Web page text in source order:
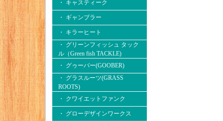
・ キャスティーク
・ ギャンブラー
・ キラーヒート
・ グリーンフィッシュ タック
ル（Green fish TACKLE)
・ グゥーバー(GOOBER)
・ グラスルーツ(GRASS
ROOTS)
・ クワイエットファンク
・ グローデザインワークス